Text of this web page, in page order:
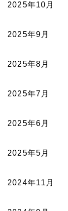
2025年10月
2025年9月
2025年8月
2025年7月
2025年6月
2025年5月
2024年11月